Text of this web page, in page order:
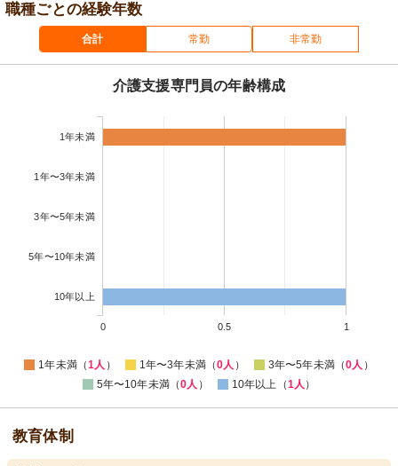
職種ごとの経験年数
合計 常勤 非常勤
介護支援専門員の年齢構成
1年未満
1年〜3年未満
3年〜5年未満
5年〜10年未満
10年以上
0 0.5 1
1年未満（1人 ） 1年〜3年未満（0人 ） 3年〜5年未満（0人 ）
5年〜10年未満（0人 ） 10年以上（1人 ）
教育体制